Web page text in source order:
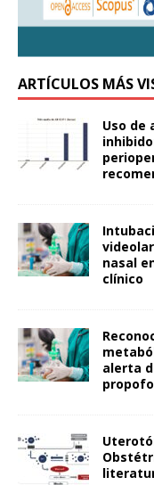
ARTÍCULOS MÁS
Uso de
nasal
clínico
alerta